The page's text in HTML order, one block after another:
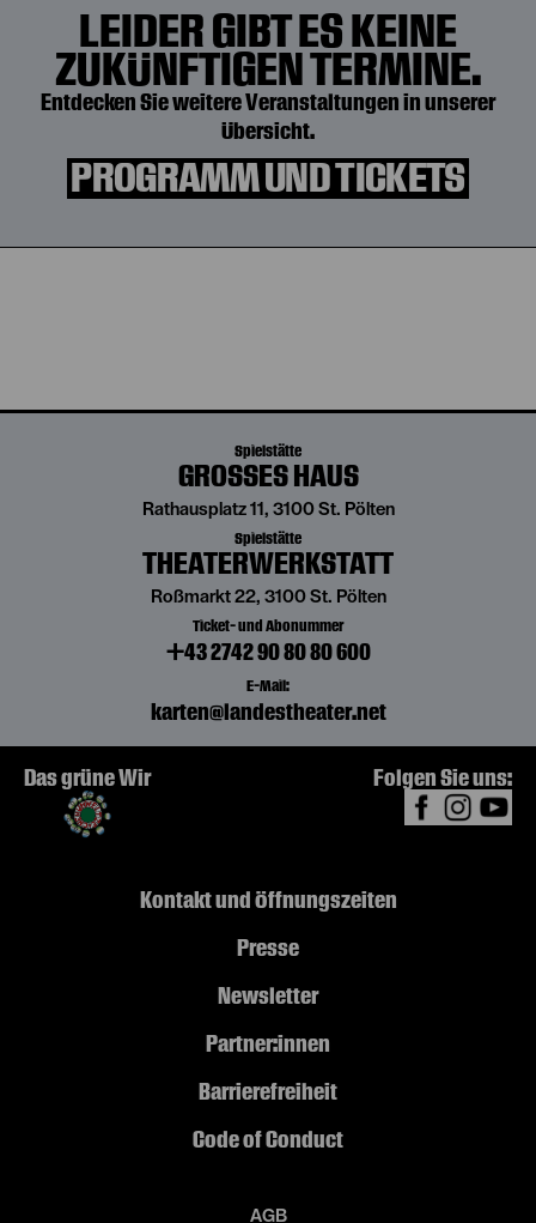
LEIDER GIBT ES KEINE
ZUKÜNFTIGEN TERMINE.
Entdecken Sie weitere Veranstaltungen in unserer
Übersicht.
PROGRAMM UND TICKETS
Spielstätte
GROSSES HAUS
Rathausplatz 11, 3100 St. Pölten
Spielstätte
THEATERWERKSTATT
Roßmarkt 22, 3100 St. Pölten
Ticket- und Abonummer
+43 2742 90 80 80 600
E-Mail:
karten@landestheater.net
Das grüne Wir Folgen Sie uns:
Kontakt und Öffnungszeiten
Presse
Newsletter
Partner:innen
Barrierefreiheit
Code of Conduct
AGB